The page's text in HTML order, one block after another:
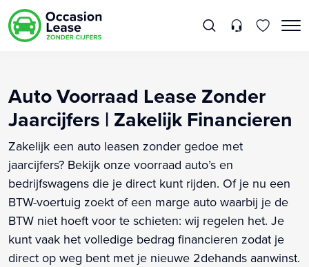
Auto Voorraad Lease Zonder
Jaarcijfers | Zakelijk Financieren
Zakelijk een auto leasen zonder gedoe met
jaarcijfers? Bekijk onze voorraad auto’s en
bedrijfswagens die je direct kunt rijden. Of je nu een
BTW-voertuig zoekt of een marge auto waarbij je de
BTW niet hoeft voor te schieten: wij regelen het. Je
kunt vaak het volledige bedrag financieren zodat je
direct op weg bent met je nieuwe 2dehands aanwinst.